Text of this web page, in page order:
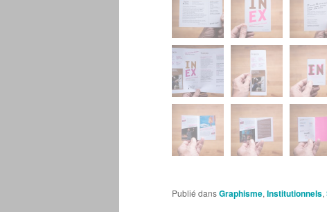
Publié dansGraphisme, Institutionnels,